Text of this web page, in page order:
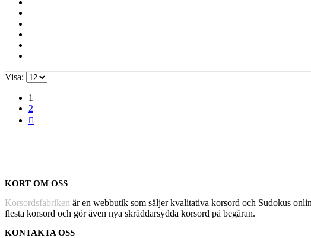
Visa:
1
2
KORT OM OSS
Korsordsfabriken är en webbutik som säljer kvalitativa korsord och Sudokus
flesta korsord och gör även nya skräddarsydda korsord på begäran.
KONTAKTA OSS